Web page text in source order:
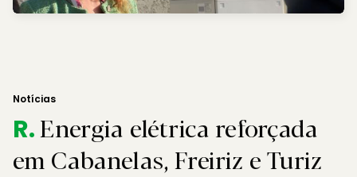
Notícias
R.Energia elétrica reforçada
em Cabanelas, Freiriz e Turiz